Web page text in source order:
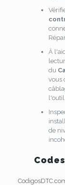
À
du
vous
de